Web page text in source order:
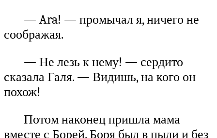
— Ara! — промычал я, ничего не
соображая.
— Не лезь к нему! — сердито
сказала Галя. — Видишь, на кого он
похож!
Потом наконец пришла мама
вместе с Борей. Боря был в пыли и без